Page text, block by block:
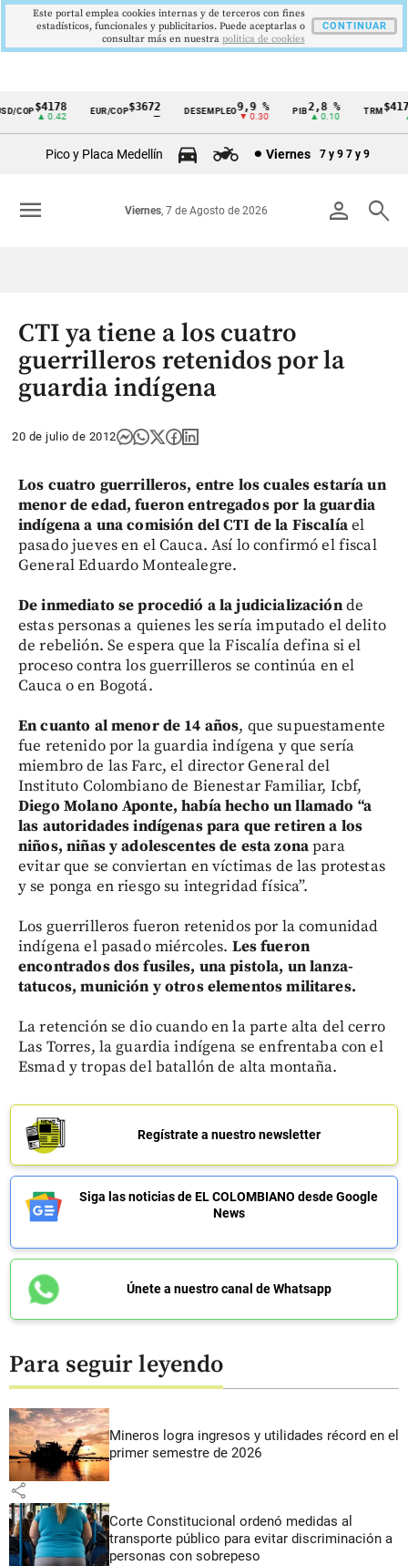
Cintillo
Colombia
COP$4178
▲ 0.42
EUR/COP$3672 DESEMPLEO 9,9 %
▼ 0.30
PIB2,8 %
▲ 0.10
TRM
▲
Pico y Placa Medellín Viernes 7 y 9 7 y 9
person search
Viernes, 7 de Agosto de 2026
menu
CTI ya tiene a los cuatro
guerrilleros retenidos por la
guardia indígena
20 de julio de 2012
Los cuatro guerrilleros, entre los cuales estaría un
menor de edad, fueron entregados por la guardia
indígena a una comisión del CTI de la Fiscalíael
pasado jueves en el Cauca. Así lo confirmó el fiscal
General Eduardo Montealegre.
De inmediato se procedió a la judicializaciónde
estas personas a quienes les sería imputado el delito
de rebelión. Se espera que la Fiscalía defina si el
proceso contra los guerrilleros se continúa en el
Cauca o en Bogotá.
En cuanto al menor de 14 años, que supuestamente
fue retenido por la guardia indígena y que sería
miembro de las Farc, el director General del
Instituto Colombiano de Bienestar Familiar, Icbf,
Diego Molano Aponte, había hecho un llamado “a
las autoridades indígenas para que retiren a los
niños, niñas y adolescentes de esta zonapara
evitar que se conviertan en víctimas de las protestas
y se ponga en riesgo su integridad física”.
Los guerrilleros fueron retenidos por la comunidad
indígena el pasado miércoles. Les fueron
encontrados dos fusiles, una pistola, un lanza-
tatucos, munición y otros elementos militares.
La retención se dio cuando en la parte alta del cerro
Las Torres, la guardia indígena se enfrentaba con el
Esmad y tropas del batallón de alta montaña.
Regístrate a nuestro newsletter
Siga las noticias de EL COLOMBIANO desde Google
News
Únete a nuestro canal de Whatsapp
Para seguir leyendo
Mineros logra ingresos y utilidades récord en el
primer semestre de 2026
share
Corte Constitucional ordenó medidas al
transporte público para evitar discriminación a
personas con sobrepeso
Este portal emplea cookies internas y de terceros con fines
estadísticos, funcionales y publicitarios. Puede aceptarlas o
consultar más en nuestra politica de cookies
CONTINUAR